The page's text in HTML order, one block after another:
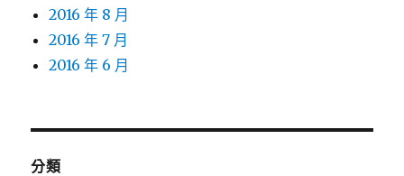
2016 年 8 月
2016 年 7 月
2016 年 6 月
分類